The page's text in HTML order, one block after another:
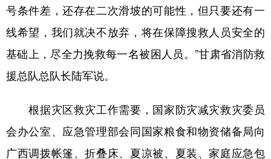
号条件差，还存在二次滑坡的可能性，但只要还有一
线希望，我们就决不放弃，将在保障搜救人员安全的
基础上，尽全力挽救每一名被困人员。”甘肃省消防救
援总队总队长陆军说。
根据灾区救灾工作需要，国家防灾减灾救灾委员
会办公室、应急管理部会同国家粮食和物资储备局向
广西调拨帐篷、折叠床、夏凉被、夏装、家庭应急包